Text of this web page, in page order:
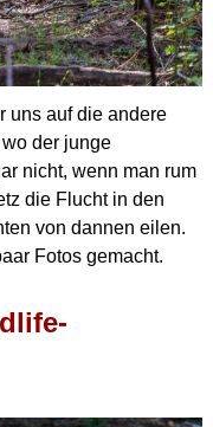
uns auf die andere
der junge
nicht, wenn man rum
die Flucht in den
von dannen eilen.
Fotos gemacht.